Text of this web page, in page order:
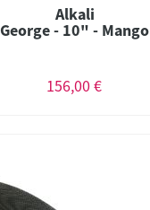
Alkali
George - 10" - Mango
156,00 €